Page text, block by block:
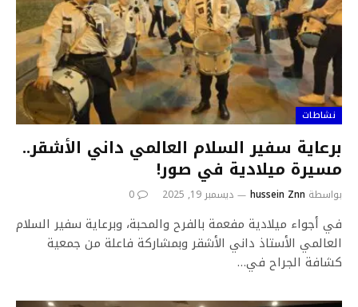
نشاطات
برعاية سفير السلام العالمي داني الأشقر..
مسيرة ميلادية في صور!
بواسطة hussein Znn ديسمبر 19, 2025 0
في أجواء ميلادية مفعمة بالفرح والمحبة، وبرعاية سفير السلام
العالمي الأستاذ داني الأشقر وبمشاركة فاعلة من جمعية
كشافة الجراح في…